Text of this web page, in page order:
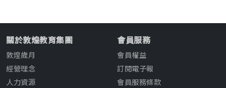
關於敦煌教育集團
敦煌歲月
經營理念
人力資源
會員服務
會員權益
訂閱電子報
會員服務條款